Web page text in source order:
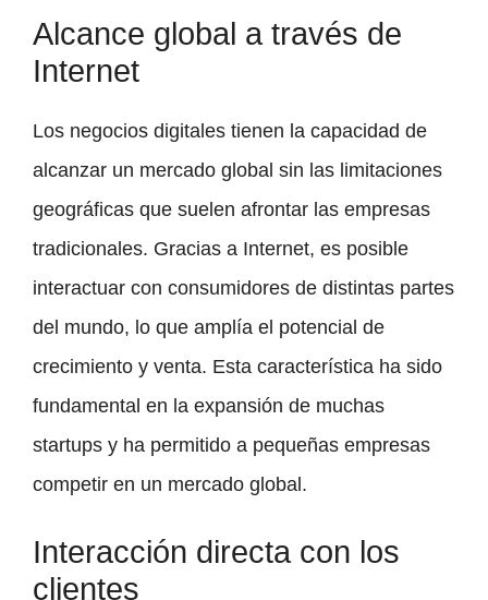
Alcance global a través de
Internet
Los negocios digitales tienen la capacidad de
alcanzar un mercado global sin las limitaciones
geográficas que suelen afrontar las empresas
tradicionales. Gracias a Internet, es posible
interactuar con consumidores de distintas partes
del mundo, lo que amplía el potencial de
crecimiento y venta. Esta característica ha sido
fundamental en la expansión de muchas
startups y ha permitido a pequeñas empresas
competir en un mercado global.
Interacción directa con los
clientes